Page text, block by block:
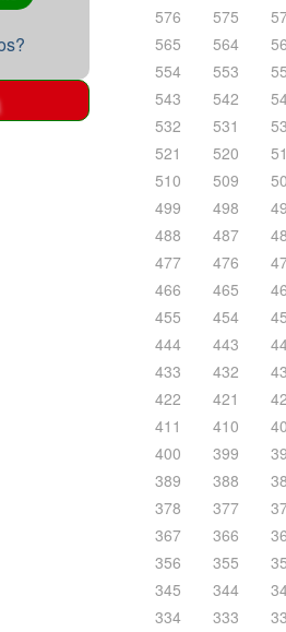
576
575
565
564
554
553
543
542
532
531
521
520
510
509
499
498
488
487
477
476
466
465
455
454
444
443
433
432
422
421
411
410
400
399
389
388
378
377
367
366
356
355
345
344
334
333